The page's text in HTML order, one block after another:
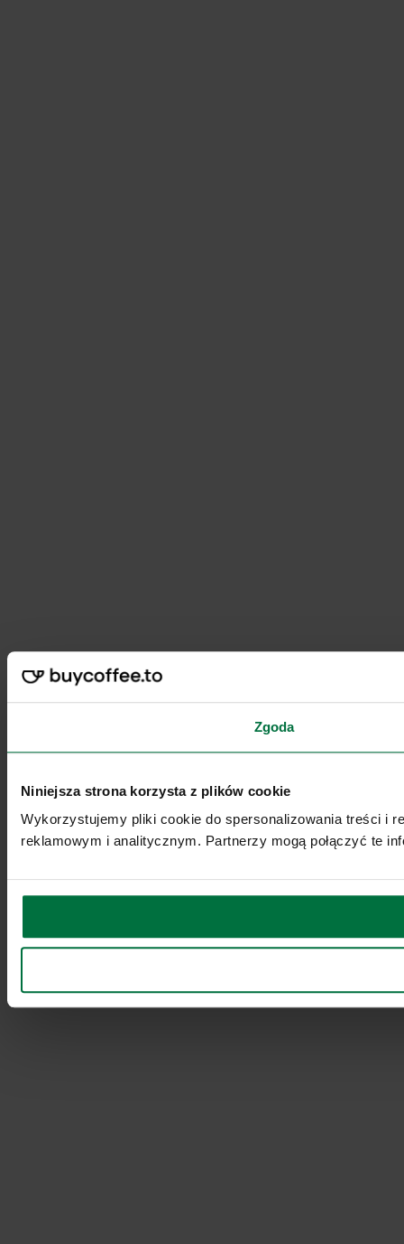
Zgoda
Niniejsza strona korzysta z plików cookie
Wykorzystujemy pliki cookie do spersonalizowania treści i
reklamowym i analitycznym. Partnerzy mogą połączyć te